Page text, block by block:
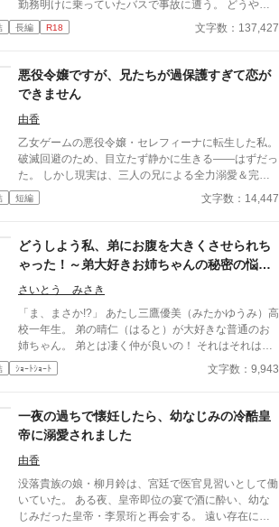
勤務明けに乗っていたバスで事故に遭う。 どうや
ら、バスの運転手が体調不良になったようだ。 乗客
にAEDを探してきてもらうように頼み、救助活動をし
スに乗り込んできた。 受け取ろうとすると邪魔だと
言われる。 そして、月のことを『チビ団子』と呼ん
だのだ。 医療従事者と思われるボサボサマスク男は
運転手の処置をして、月が文句を言う間もなく、救急
車に同乗して去ってしまった。 最悪の出会いをし、
二度と会いたくない相手の正体は⁇ 作品はフィクショ
ンです。 本来の仕事内容とは異なる描写があると思
います。
長編 R18 文字数：137,427
悪役令嬢ですが、兄たちが過保護すぎて恋が
できません
由香
乙女ゲームの悪役令嬢・セレフィーナに転生した私。
破滅回避のため、目立たず静かに生きる――はずだっ
た。 しかし現実は、三人の兄による全力溺愛＆完全
監視生活。 外出には護衛、交友関係は管理制、笑顔
すら規制対象！？ さらに兄の親友である最強騎士・
に、次第に心が揺れていく。 「恋をすると破滅す
る」 そう信じて避けてきた想いの先で待っていたの
は、 断罪も修羅場もない、安心で騒がしい未来だっ
た――。
短編 文字数：14,447
どうしよう私、弟にお腹を大きくさせられち
ゃった！～弟大好きお姉ちゃんの秘密の悩み
～
さいとう みさき
「ま、まさか!?」 あたし三鷹優美（みたかゆうみ）高
校一年生。 弟の晴仁（はると）が大好きな普通のお
姉ちゃん。 弟とは凄く仲が良いの！ それはそれはも
のすごく‥‥‥ 「あん、晴仁いきなりそんなのお口
に入らないよぉ～♡」 そんな関係のあたしたち。 で
か来ないのも気にもせずスカートのファスナーを上げ
ると‥‥‥ 「うそっ！ お腹が出て来てる!?」 お姉
ちゃんの秘密の悩みです。
ｼｮｰﾄｼｮｰﾄ 文字数：9,943
一夜の過ちで懐妊したら、幼なじみの冷酷皇
帝に溺愛されました
由香
没落貴族の娘・柳月鈴は、宮廷で医官見習いとして働
いていた。 ある夜、皇帝即位の宴で酒に酔い、幼な
じみだった皇帝・李景珩と再会する。 遠い存在にな